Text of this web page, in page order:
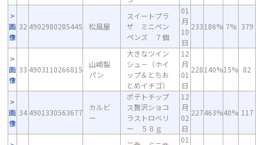
画
像
32 4902980285445 松風屋
スイートプラ
ザ ミニペン
ペンズ ７個
01
月
10
日
233186% 7% 379
画
像
33 4903110266815
山崎製
パン
大きなツイン
シュ－（ホイ
ップ＆とちお
とめイチゴ）
12
月
01
日
228140%15% 82
画
像
34 4901330563677
カルビ
ー
ポテトチップ
ス贅沢ショコ
ラストロベリ
ー ５８ｇ
12
月
02
日
227463%40% 117
01